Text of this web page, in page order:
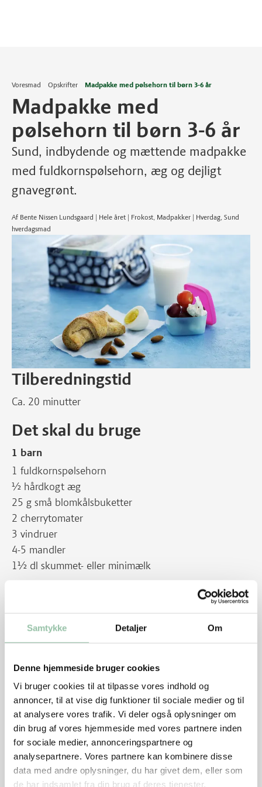
Samtykke Detaljer Om
Denne hjemmeside bruger cookies
Vi bruger cookies til at tilpasse vores indhold og
annoncer, til at vise dig funktioner til sociale medier og til
at analysere vores trafik. Vi deler også oplysninger om
din brug af vores hjemmeside med vores partnere inden
for sociale medier, annonceringspartnere og
analysepartnere. Vores partnere kan kombinere disse
data med andre oplysninger, du har givet dem, eller som
de har indsamlet fra din brug af deres tjenester.
Voresmad Opskrifter Madpakke med pølsehorn til børn 3-6 år
Madpakke med
pølsehorn til børn 3-6 år
Sund, indbydende og mættende madpakke
med fuldkornspølsehorn, æg og dejligt
gnavegrønt.
Af Bente Nissen Lundsgaard | Hele året | Frokost, Madpakker | Hverdag, Sund
hverdagsmad
Tilberedningstid
Ca. 20 minutter
Det skal du bruge
1 barn
1 fuldkornspølsehorn
½ hårdkogt æg
25 g små blomkålsbuketter
2 cherrytomater
3 vindruer
4-5 mandler
1½ dl skummet- eller minimælk
Klik hen til opskriften på Fuldkornspølsehorn
Pak pølsehornet ind i plastfilm.
Pak de øvrige ting i små plastbokse eller i plastfilm.
Pak det hele i en madkasse.
Tips
Hvis der ikke serveres mælk - men vand til
frokosten, bør barnet have ¼ skive rugbrød med 1
lille skive ost eller andet pålæg for at blive mæt.